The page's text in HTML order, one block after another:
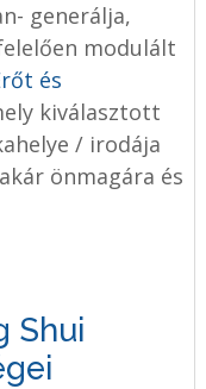
generálja,
modulált
és
kiválasztott
/ irodája
önmagára és
Shui